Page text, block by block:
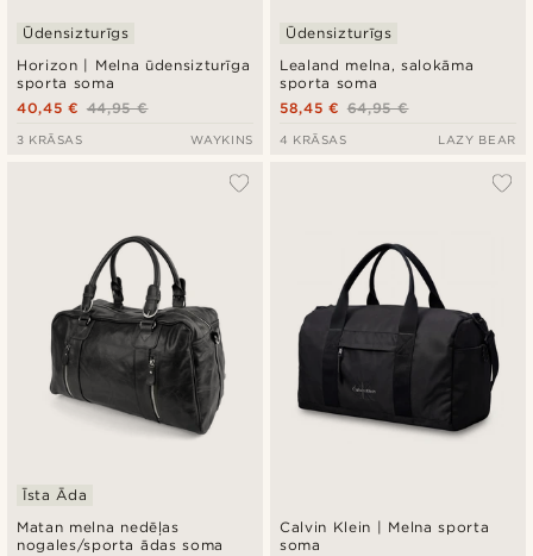
Horizon | Melna ūdensizturīga
sporta soma
Ūdensizturīgs
44,95 €
40,45 €
3 KRĀSAS WAYKINS
Lealand melna, salokāma
sporta soma
Ūdensizturīgs
64,95 €
58,45 €
4 KRĀSAS LAZY BEAR
Matan melna nedēļas
nogales/sporta ādas soma
Īsta Āda
Calvin Klein | Melna sporta
soma